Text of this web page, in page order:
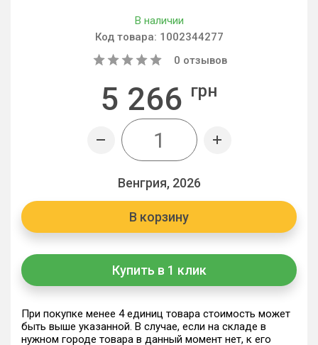
В наличии
Код товара: 1002344277
0 отзывов
5 266 грн
Венгрия, 2026
В корзину
Купить в 1 клик
При покупке менее 4 единиц товара стоимость может
быть выше указанной. В случае, если на складе в
нужном городе товара в данный момент нет, к его